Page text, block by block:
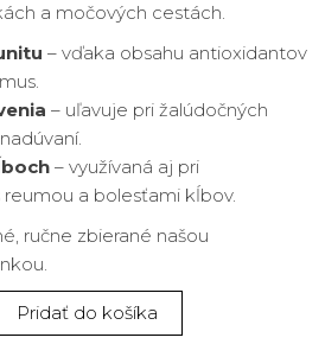
a močových cestách.
– vďaka obsahu antioxidantov
– uľavuje pri žalúdočných
– využívaná aj pri
a bolesťami kĺbov.
ručne zbierané našou
Pridať do košíka